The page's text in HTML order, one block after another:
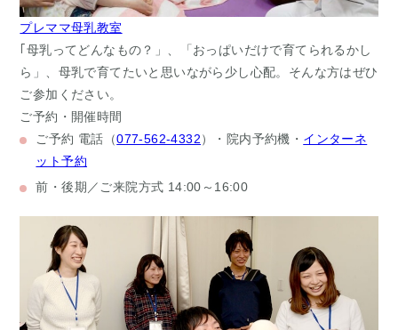
プレママ母乳教室
｢母乳ってどんなもの？」、「おっぱいだけで育てられるかし
ら」、母乳で育てたいと思いながら少し心配。そんな方はぜひ
ご参加ください。
ご予約・開催時間
ご予約 電話（077-562-4332）・院内予約機・ インターネ
ット予約
前・後期／ご来院方式 14:00～16:00